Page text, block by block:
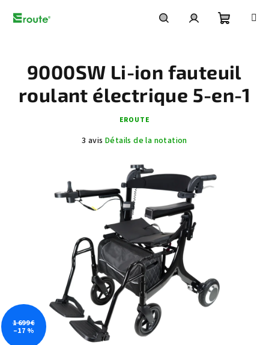
d'achat
9000SW Li-ion fauteuil
roulant électrique 5-en-1
EROUTE
L'évaluation
est
de
5,0
5
étoiles.
3 avis Détails de la notation
1 699 €
–17 %